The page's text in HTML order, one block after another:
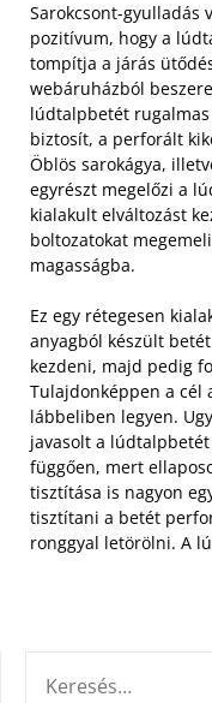
Sarokcsont-gyulladás
pozitívum, hogy a
tompítja a járás
webáruházból
lúdtalpbetét
biztosít, a perforált
Öblös sarokágya,
egyrészt megelőzi a
kialakult elváltozást
boltozatokat
magasságba.
Ez egy rétegesen
anyagból készült
kezdeni, majd pedig
Tulajdonképpen a cél
lábbeliben legyen.
javasolt a
függően, mert
tisztítása is nagyon
tisztítani a betét
ronggyal letörölni. A